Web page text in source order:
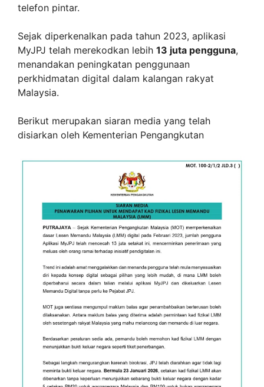
telefon pintar.
Sejak diperkenalkan pada tahun 2023, aplikasi
MyJPJ telah merekodkan lebih 13 juta pengguna,
menandakan peningkatan penggunaan
perkhidmatan digital dalam kalangan rakyat
Malaysia.
Berikut merupakan siaran media yang telah
disiarkan oleh Kementerian Pengangkutan